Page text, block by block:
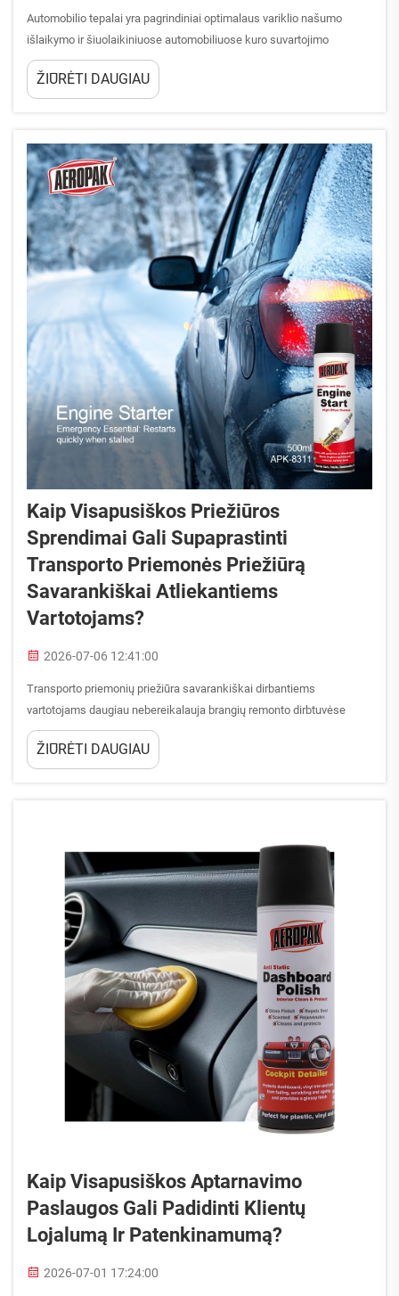
Automobilio tepalai yra pagrindiniai optimalaus variklio našumo
išlaikymo ir šiuolaikiniuose automobiliuose kuro suvartojimo
valdymo elementai. Ryšys tarp automobilio tepalų ir variklio
naudingumo koeficiento yra tiesioginis ir matuojamas: aukštos
ŽIŪRĖTI DAUGIAU
Kaip Visapusiškos Priežiūros
Sprendimai Gali Supaprastinti
Transporto Priemonės Priežiūrą
Savarankiškai Atliekantiems
Vartotojams?
2026-07-06 12:41:00
Transporto priemonių priežiūra savarankiškai dirbantiems
vartotojams daugiau nebereikalauja brangių remonto dirbtuvėse
lankymų ar specializuotos kvalifikacijos, jei turite tinkamus
visapusiškus priežiūros sprendimus tiesiai po ranka. Daugelis namų
ŽIŪRĖTI DAUGIAU
Kaip Visapusiškos Aptarnavimo
Paslaugos Gali Padidinti Klientų
Lojalumą Ir Patenkinamumą?
2026-07-01 17:24:00